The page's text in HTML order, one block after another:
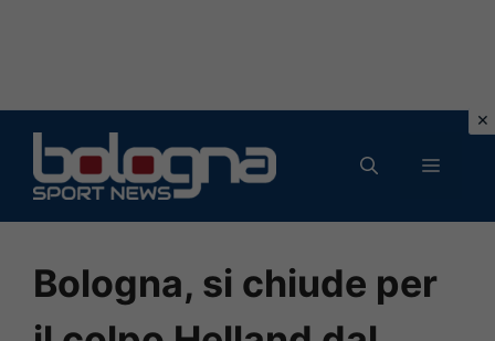
contenuto
MENU
Bologna, si chiude per